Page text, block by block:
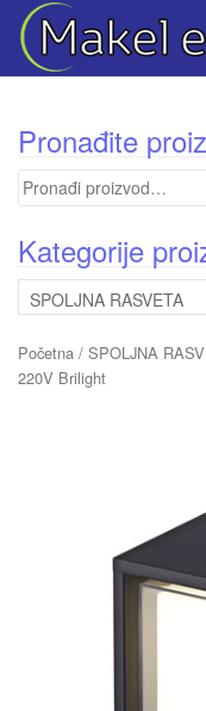
Pronađite
Pretraga
Kategorije
Početna / SPOLJNA
220V Brilight